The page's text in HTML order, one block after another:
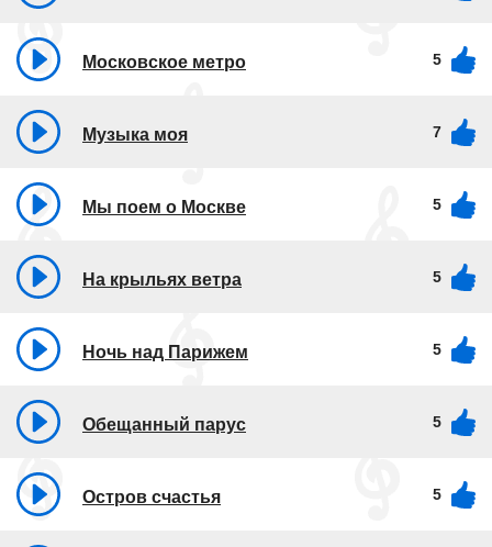
Московское метро 5
Музыка моя 7
Мы поем о Москве 5
На крыльях ветра 5
Ночь над Парижем 5
Обещанный парус 5
Остров счастья 5